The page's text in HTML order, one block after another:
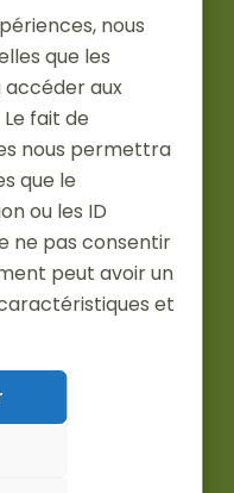
nous
que les
aux
fait de
nous permettra
que le
ou les ID
ne pas consentir
peut avoir un
et